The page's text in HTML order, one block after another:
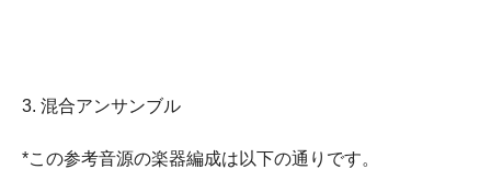
3. 混合アンサンブル
*この参考音源の楽器編成は以下の通りです。